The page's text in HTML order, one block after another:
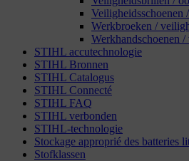
Veiligheidsschoenen
Werkbroeken /
Werkhandschoenen
STIHL accutechnologie
STIHL Bronnen
STIHL Catalogus
STIHL Connecté
STIHL FAQ
STIHL verbonden
STIHL-technologie
Stockage approprié des batteries
Stofklassen